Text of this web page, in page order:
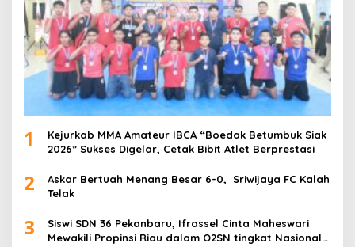
1
Kejurkab MMA Amateur IBCA “Boedak Betumbuk Siak
2026” Sukses Digelar, Cetak Bibit Atlet Berprestasi
2
Askar Bertuah Menang Besar 6-0, Sriwijaya FC Kalah
Telak
3
Siswi SDN 36 Pekanbaru, Ifrassel Cinta Maheswari
Mewakili Propinsi Riau dalam O2SN tingkat Nasional